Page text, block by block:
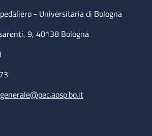
- Universitaria di Bologna
9, 40138 Bologna